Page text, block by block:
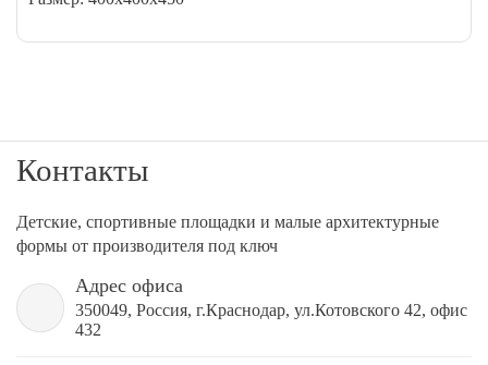
Контакты
Детские, спортивные площадки и малые архитектурные
формы от производителя под ключ
Адрес офиса
350049, Россия, г.Краснодар, ул.Котовского 42, офис
432